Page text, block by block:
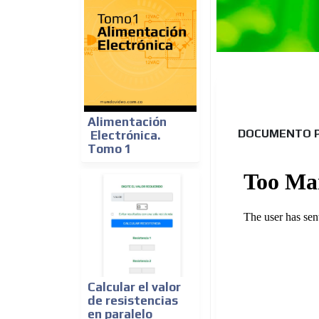
Alimentación
Electrónica.
Tomo 1
Calcular el valor
de resistencias
en paralelo
DOCUMENTO